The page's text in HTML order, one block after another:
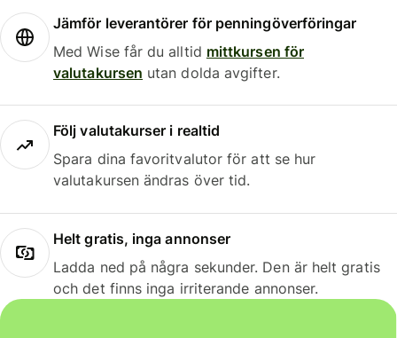
Jämför leverantörer för penningöverföringar
Med Wise får du alltid mittkursen för
valutakursen utan dolda avgifter.
Följ valutakurser i realtid
Spara dina favoritvalutor för att se hur
valutakursen ändras över tid.
Helt gratis, inga annonser
Ladda ned på några sekunder. Den är helt gratis
och det finns inga irriterande annonser.